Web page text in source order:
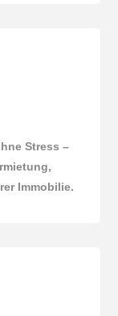
Stress –
Immobilie.